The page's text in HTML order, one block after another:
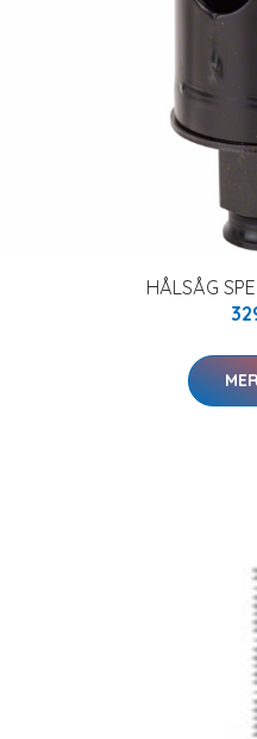
HÅLSÅG